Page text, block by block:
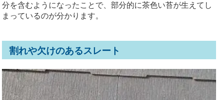
分を含むようになったことで、部分的に茶色い苔が生えてし
まっているのが分かります。
割れや欠けのあるスレート